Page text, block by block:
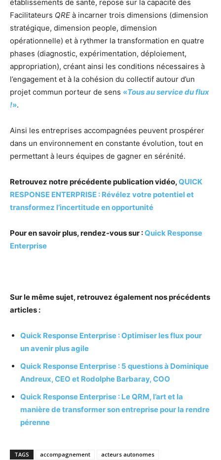
établissements de santé, repose sur la capacité des
Facilitateurs QRE à incarner trois dimensions (dimension
stratégique, dimension people, dimension
opérationnelle) et à rythmer la transformation en quatre
phases (diagnostic, expérimentation, déploiement,
appropriation), créant ainsi les conditions nécessaires à
l’engagement et à la cohésion du collectif autour d’un
projet commun porteur de sens «Tous au service du flux
!».
Ainsi les entreprises accompagnées peuvent prospérer
dans un environnement en constante évolution, tout en
permettant à leurs équipes de gagner en sérénité.
Retrouvez notre précédente publication vidéo,QUICK
RESPONSE ENTERPRISE : Révélez votre potentiel et
transformez l’incertitude en opportunité
Pour en savoir plus, rendez-vous sur :Quick Response
Enterprise
Sur le même sujet, retrouvez également nos précédents
articles :
Quick Response Enterprise : Optimiser les flux pour
un avenir plus agile
Quick Response Enterprise : 5 questions à Dominique
Andreux, CEO et Rodolphe Barbaray, COO
Quick Response Enterprise : Le QRM, l’art et la
manière de transformer son entreprise pour la rendre
pérenne
TAGS accompagnement
acteurs autonomes